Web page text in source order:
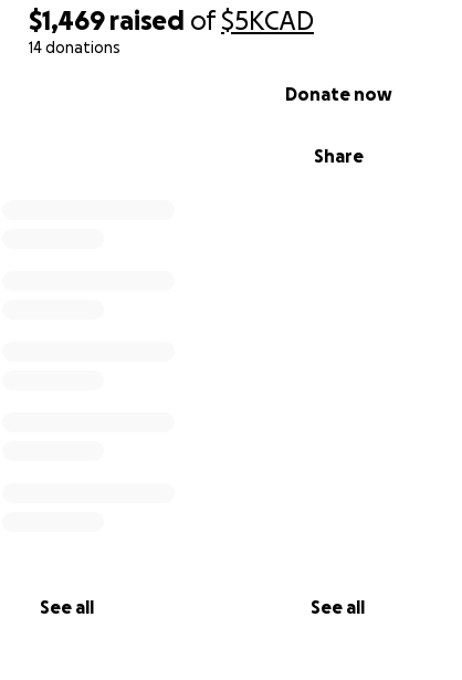
$1,469 raised of$5KCAD
14 donations
Share
Donate now
See all See all